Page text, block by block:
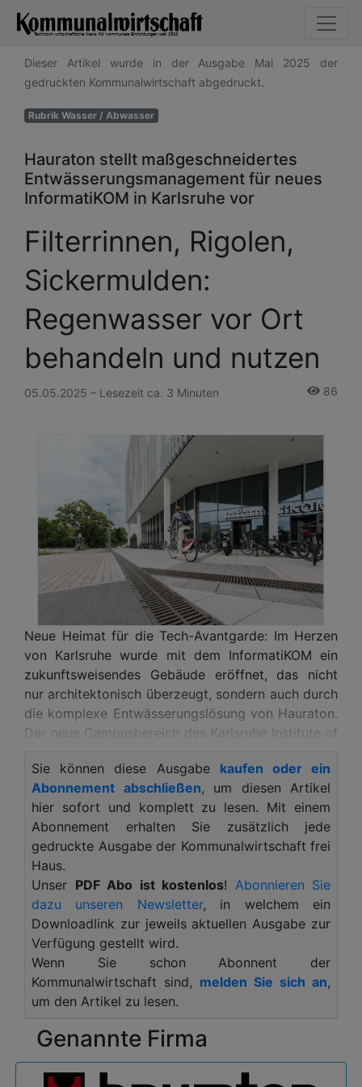
Dieser Artikel wurde in der Ausgabe Mai 2025 der
gedruckten Kommunalwirtschaft abgedruckt.
Rubrik Wasser / Abwasser
Hauraton stellt maßgeschneidertes
Entwässerungsmanagement für neues
InformatiKOM in Karlsruhe vor
Filterrinnen, Rigolen,
Sickermulden:
Regenwasser vor Ort
behandeln und nutzen
05.05.2025 – Lesezeit ca. 3 Minuten 86
Neue Heimat für die Tech-Avantgarde: Im Herzen
von Karlsruhe wurde mit dem InformatiKOM ein
zukunftsweisendes Gebäude eröffnet, das nicht
nur architektonisch überzeugt, sondern auch durch
die komplexe Entwässerungslösung von Hauraton.
Der neue Campusbereich des Karlsruhe Institute of
entstanden ist, beherbergt unter anderem die
Fakultät für Informatik, das Nationale Institut für
Wissenschaftskommunikation und das Robot
Design Atelier.
Die transparent gestaltete Architektur des
InformatiKOM, entworfen von den Darmstädter
Architekten Bernhardt + Partner, fördert den
Austausch zwischen Wissenschaft und
Öffentlichkeit. Auf über 10.000 Quadratmetern
bietet das Gebäude moderne Lern-, Forschungs-
und Tagungsflächen, die durch ihre besondere
Vielseitigkeit und Helligkeit bestechen.
lichtdurchlässiges Folienluftkissendach und die
Herausforderungen durch Starkregenereignisse
Sie können diese Ausgabe kaufen oder ein
Abonnement abschließen, um diesen Artikel
hier sofort und komplett zu lesen. Mit einem
Abonnement erhalten Sie zusätzlich jede
gedruckte Ausgabe der Kommunalwirtschaft frei
Haus.
Unser PDF Abo ist kostenlos! Abonnieren Sie
dazu unseren Newsletter, in welchem ein
Downloadlink zur jeweils aktuellen Ausgabe zur
Verfügung gestellt wird.
Wenn Sie schon Abonnent der
Kommunalwirtschaft sind, melden Sie sich an,
um den Artikel zu lesen.
Genannte Firma